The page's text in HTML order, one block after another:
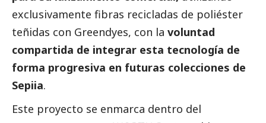
exclusivamente fibras recicladas de poliéster
teñidas con Greendyes, con la voluntad
compartida de integrar esta tecnología de
forma progresiva en futuras colecciones de
Sepiia.
Este proyecto se enmarca dentro del